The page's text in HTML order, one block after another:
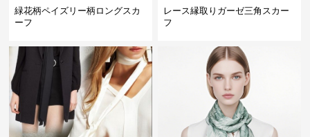
緑花柄ペイズリー柄ロングスカ
ーフ
レース縁取りガーゼ三角スカー
フ